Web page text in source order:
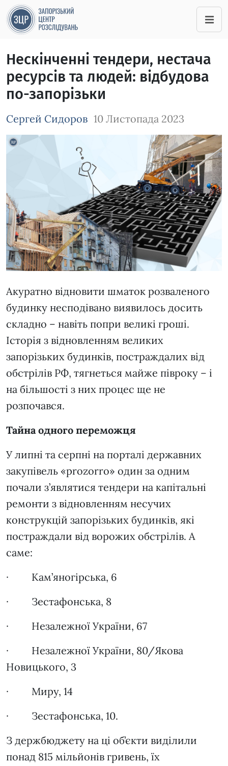
Нескінченні тендери, нестача
ресурсів та людей: відбудова
по-запорізьки
Сергей Сидоров 10 Листопада 2023
Зображення завантажується
Акуратно відновити шматок розваленого
будинку несподівано виявилось досить
складно – навіть попри великі гроші.
Історія з відновленням великих
запорізьких будинків, постраждалих від
обстрілів РФ, тягнеться майже півроку – і
на більшості з них процес ще не
розпочався.
Тайна одного переможця
У липні та серпні на порталі державних
закупівель «prozorro» один за одним
почали з’являтися тендери на капітальні
ремонти з відновленням несучих
конструкцій запорізьких будинків, які
постраждали від ворожих обстрілів. А
саме:
· Кам’яногірська, 6
· Зестафонська, 8
· Незалежної України, 67
· Незалежної України, 80/Якова
Новицького, 3
· Миру, 14
· Зестафонська, 10.
З держбюджету на ці об’єкти виділили
понад 815 мільйонів гривень, їх